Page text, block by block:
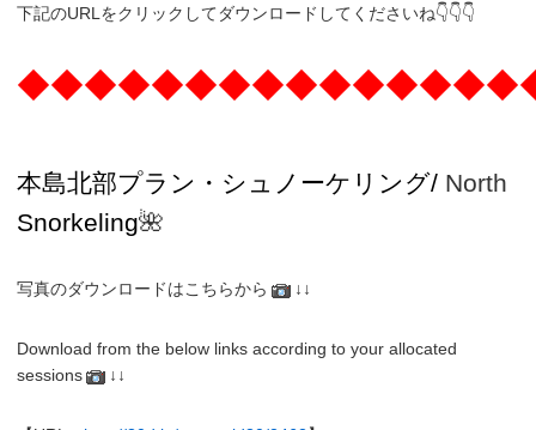
下記のURLをクリックしてダウンロードしてくださいね👇👇👇
本島北部プラン・ シュノーケリング/ North
Snorkeling🌺
写真のダウンロードはこちらから ↓↓
Download from the below links according to your allocated
sessions
↓↓